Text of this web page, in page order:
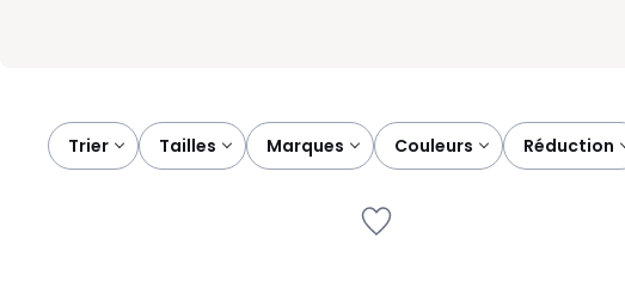
Trier tailles marques couleurs réduction